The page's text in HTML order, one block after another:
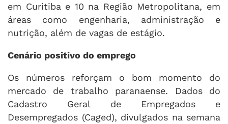
em Curitiba e 10 na Região Metropolitana, em
áreas como engenharia, administração e
nutrição, além de vagas de estágio.
Cenário positivo do emprego
Os números reforçam o bom momento do
mercado de trabalho paranaense. Dados do
Cadastro Geral de Empregados e
Desempregados (Caged), divulgados na semana